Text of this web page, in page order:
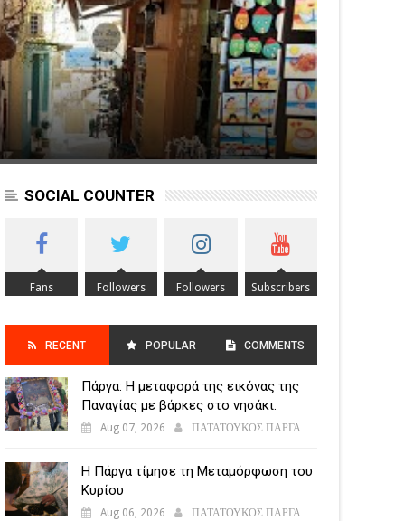
SOCIAL COUNTER
Fans Followers Followers Subscribers
RECENT POPULAR
POSTS
COMMENTS
Πάργα: Η μεταφορά της εικόνας της
Παναγίας με βάρκες στο νησάκι.
Aug 07, 2026 ΠΑΤΑΤΟΥΚΟΣ ΠΑΡΓΑ
Η Πάργα τίμησε τη Μεταμόρφωση του
Κυρίου
Aug 06, 2026 ΠΑΤΑΤΟΥΚΟΣ ΠΑΡΓΑ